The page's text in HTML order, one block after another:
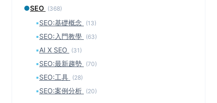
●SEO (368)
▪SEO:基礎概念 (13)
▪SEO:入門教學 (63)
▪AI X SEO (31)
▪SEO:最新趨勢 (70)
▪SEO:工具 (28)
▪SEO:案例分析 (20)